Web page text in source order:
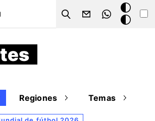
Search
Modo
oscuro
Regiones Temas